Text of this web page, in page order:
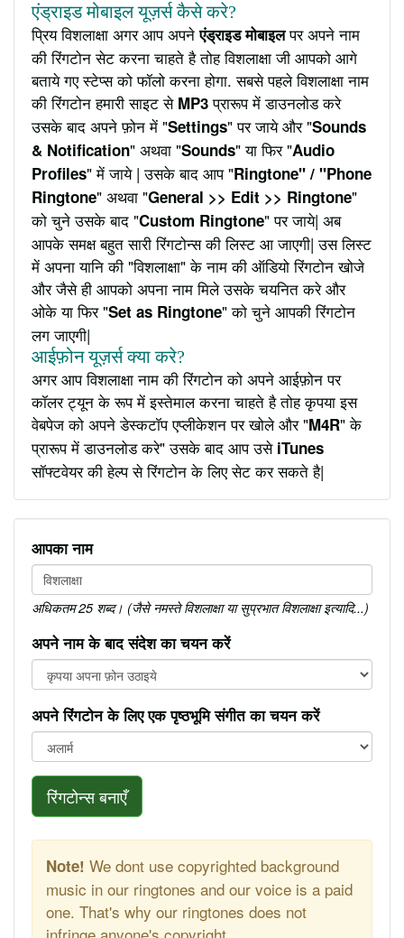
एंड्राइड मोबाइल यूज़र्स कैसे करे?
प्रिय विशलाक्षा अगर आप अपनेएंड्राइड मोबाइलपर अपने नाम
की रिंगटोन सेट करना चाहते है तोह विशलाक्षा जी आपको आगे
बताये गए स्टेप्स को फॉलो करना होगा. सबसे पहले विशलाक्षा नाम
की रिंगटोन हमारी साइट से MP3प्रारूप में डाउनलोड करे
उसके बाद अपने फ़ोन में "Settings" पर जाये और "Sounds
& Notification" अथवा "Sounds" या फिर "Audio
Profiles" में जाये | उसके बाद आप "Ringtone" / "Phone
Ringtone" अथवा "General >> Edit >> Ringtone"
को चुने उसके बाद "Custom Ringtone" पर जाये| अब
आपके समक्ष बहुत सारी रिंगटोन्स की लिस्ट आ जाएगी| उस लिस्ट
में अपना यानि की "विशलाक्षा" के नाम की ऑडियो रिंगटोन खोजे
और जैसे ही आपको अपना नाम मिले उसके चयनित करे और
ओके या फिर "Set as Ringtone" को चुने आपकी रिंगटोन
लग जाएगी|
आईफ़ोन यूज़र्स क्या करे?
अगर आप विशलाक्षा नाम की रिंगटोन को अपने आईफ़ोन पर
कॉलर ट्यून के रूप में इस्तेमाल करना चाहते है तोह कृपया इस
वेबपेज को अपने डेस्कटॉप एप्लीकेशन पर खोले और "M4R" के
प्रारूप में डाउनलोड करे" उसके बाद आप उसे iTunes
सॉफ्टवेयर की हेल्प से रिंगटोन के लिए सेट कर सकते है|
आपका नाम
अधिकतम 25 शब्द। (जैसे नमस्ते विशलाक्षा या सुप्रभात विशलाक्षा इत्यादि...)
अपने नाम के बाद संदेश का चयन करें
अपने रिंगटोन के लिए एक पृष्ठभूमि संगीत का चयन करें
रिंगटोन्स बनाएँ
Note! We dont use copyrighted background
music in our ringtones and our voice is a paid
one. That's why our ringtones does not
infringe anyone's copyright.